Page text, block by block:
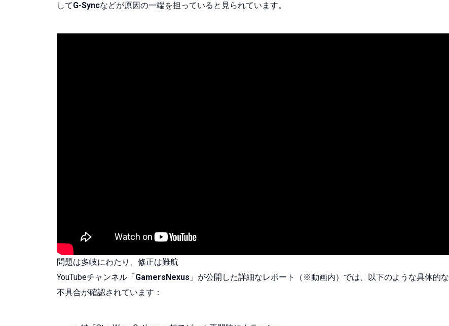
してG-Syncなどが原因の一端を担っていると見られています。
問題は多岐にわたり、修正は難航
YouTubeチャンネル「 GamersNexus 」が公開した詳細なレポート（※動画内）では、以下のような具体的な
不具合が確認されています：